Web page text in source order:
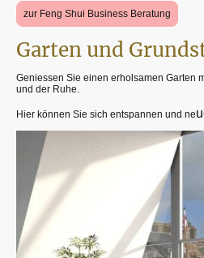
Garten und
zur Feng Shui Business Beratung
Geniessen Sie einen erholsamen Garten
und der Ruhe.
Hier können Sie sich entspannen und ne